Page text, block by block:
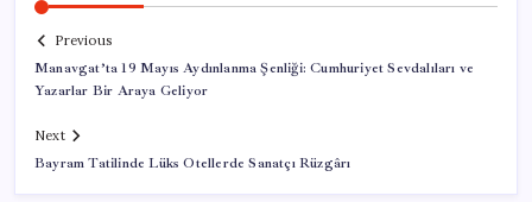
Previous
Manavgat’ta 19 Mayıs Aydınlanma Şenliği: Cumhuriyet Sevdalıları ve
Yazarlar Bir Araya Geliyor
Next
Bayram Tatilinde Lüks Otellerde Sanatçı Rüzgârı